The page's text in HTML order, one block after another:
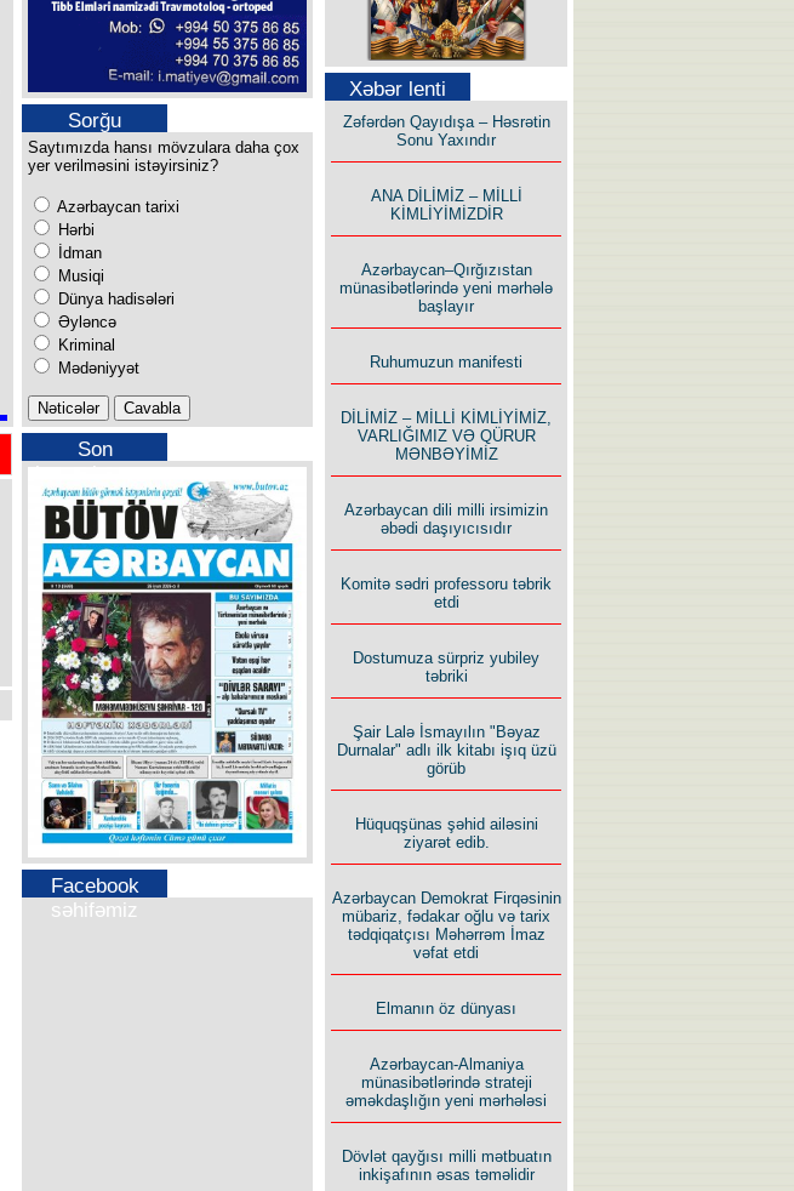
Sorğu
Saytımızda hansı mövzulara daha çox
yer verilməsini istəyirsiniz?
Azərbaycan tarixi
Hərbi
İdman
Musiqi
Dünya hadisələri
Əyləncə
Kriminal
Mədəniyyət
Son
buraxılışımız
Facebook
səhifəmiz
Səfər Alışarlı yazır
Uzun yolun Yolçusu
Rusiyanın süqutunu qaçılmaz
edən beş şərt
Xəbər lenti
Zəfərdən Qayıdışa – Həsrətin
Sonu Yaxındır
ANA DİLİMİZ – MİLLİ
KİMLİYİMİZDİR
Azərbaycan–Qırğızıstan
münasibətlərində yeni mərhələ
başlayır
Ruhumuzun manifesti
DİLİMİZ – MİLLİ KİMLİYİMİZ,
VARLIĞIMIZ VƏ QÜRUR
MƏNBƏYİMİZ
Azərbaycan dili milli irsimizin
əbədi daşıyıcısıdır
Komitə sədri professoru təbrik
etdi
Dostumuza sürpriz yubiley
təbriki
Şair Lalə İsmayılın "Bəyaz
Durnalar" adlı ilk kitabı işıq üzü
görüb
Hüquqşünas şəhid ailəsini
ziyarət edib.
Azərbaycan Demokrat Firqəsinin
mübariz, fədakar oğlu və tarix
tədqiqatçısı Məhərrəm İmaz
vəfat etdi
Elmanın öz dünyası
Azərbaycan-Almaniya
münasibətlərində strateji
əməkdaşlığın yeni mərhələsi
Dövlət qayğısı milli mətbuatın
inkişafının əsas təməlidir